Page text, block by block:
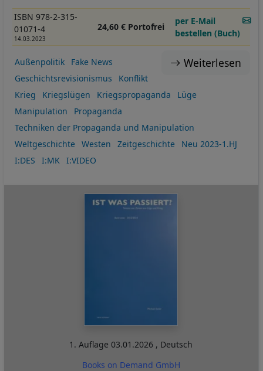
ISBN 978-2-315-
01071-4
14.03.2023
24,60 € Portofrei
per E-Mail
bestellen (Buch)
Weiterlesen
Außenpolitik
Fake News
Geschichtsrevisionismus
Konflikt
Krieg
Kriegslügen Kriegspropaganda
Lüge
Manipulation
Propaganda
Techniken der Propaganda und Manipulation
Weltgeschichte
Westen Zeitgeschichte
Neu 2023-1.HJ
I:DES
I:MK I:VIDEO
1. Auflage03.01.2026 , Deutsch
Books on Demand GmbH